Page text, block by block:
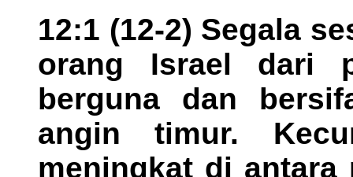
12:1 (12-2) Segala
orang Israel dari
berguna dan
angin timur.
meningkat di antara